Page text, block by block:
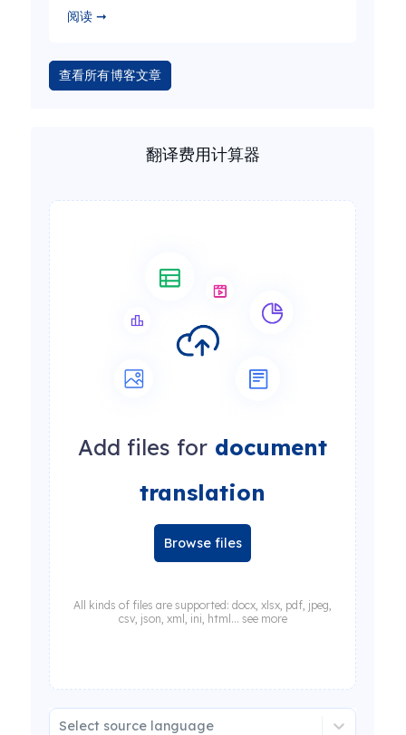
阅读 ➞
查看所有博客文章
翻译费用计算器
Add files for document
translation
Browse files
All kinds of files are supported: docx, xlsx, pdf, jpeg,
csv, json, xml, ini, html... see more
Select source language